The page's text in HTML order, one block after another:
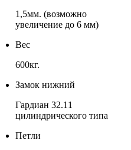
1,5мм. (возможно
увеличение до 6 мм)
Вес
600кг.
Замок нижний
Гардиан 32.11
цилиндрического типа
Петли